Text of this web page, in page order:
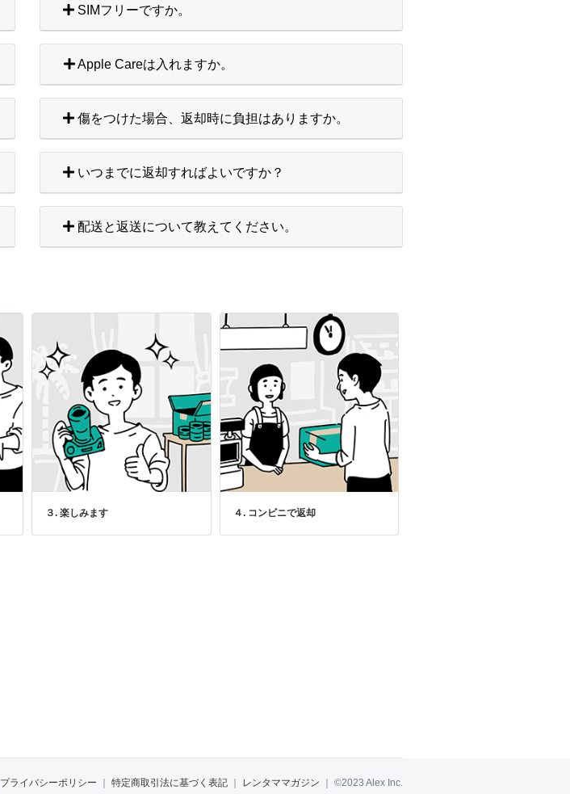
SIMフリーですか。
Apple Careは入れますか。
傷をつけた場合、返却時に負担はありますか。
いつまでに返却すればよいですか？
配送と返送について教えてください。
３. 楽しみます ４. コンビニで返却
プライバシーポリシー 特定商取引法に基づく表記 レンタママガジン ©2023 Alex Inc.